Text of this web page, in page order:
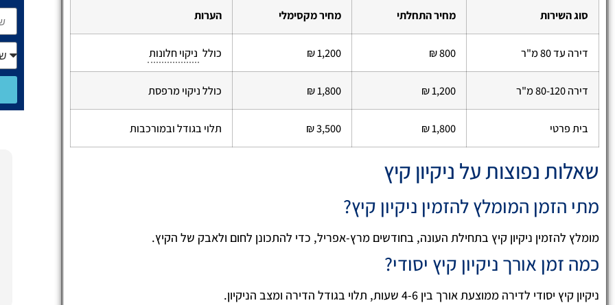
סוג השירות מחיר התחלתי מחיר מקסימלי הערות
דירה עד 80 מ"ר 800 ₪
1,200 ₪ כולל ניקוי חלונות
דירה 80-120 מ"ר 1,200 ₪
1,800 ₪ כולל ניקוי מרפסת
בית פרטי 1,800 ₪
3,500 ₪ תלוי בגודל ובמורכבות
שאלות נפוצות על ניקיון קיץ
מתי הזמן המומלץ להזמין ניקיון קיץ?
מומלץ להזמין ניקיון קיץ בתחילת העונה, בחודשים מרץ-אפריל, כדי להתכונן לחום ולאבק של הקיץ.
כמה זמן אורך ניקיון קיץ יסודי?
ניקיון קיץ יסודי לדירה ממוצעת אורך בין 4-6 שעות, תלוי בגודל הדירה ומצב הניקיון.
פוליש לפרקט, ואני חייבת לציין שאני מאוד